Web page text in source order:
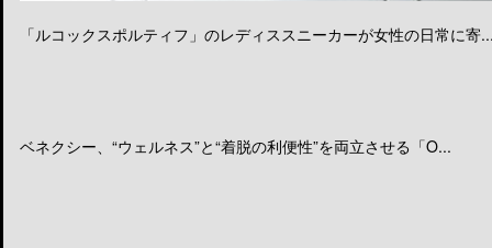
「ルコックスポルティフ」のレディススニーカーが女性の日常に寄
ベネクシー、“ウェルネス”と“着脱の利便性”を両立させる「O...